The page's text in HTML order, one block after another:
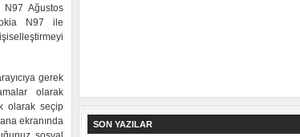
N97 Ağustos
N97 ile
gerek
olarak
olarak seçip
ekranında
SON YAZILAR